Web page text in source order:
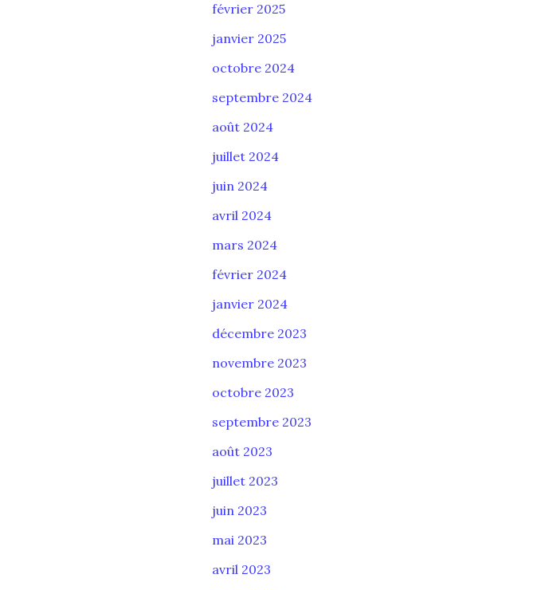
février 2025
janvier 2025
octobre 2024
septembre 2024
août 2024
juillet 2024
juin 2024
avril 2024
mars 2024
février 2024
janvier 2024
décembre 2023
novembre 2023
octobre 2023
septembre 2023
août 2023
juillet 2023
juin 2023
mai 2023
avril 2023